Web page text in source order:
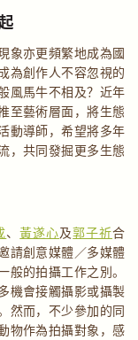
象亦更頻繁地成為國
為創作人不容忽視的
風馬牛不相及？近年
至藝術層面，將生態
動導師，希望將多年
，共同發掘更多生態
、黃遂心及郭子祈合
請創意媒體／多媒體
的拍攝工作之別。
機會接觸攝影或攝製
然而，不少參加的同
物作為拍攝對象，感